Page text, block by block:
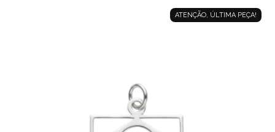
ATENÇÃO, ÚLTIMA PEÇA!